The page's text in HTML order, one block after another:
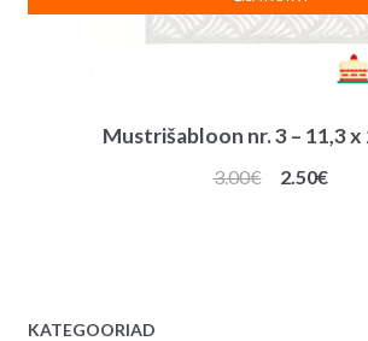
Mustrišabloon nr. 3 – 11,3 x
3.00€
Algne
2.50€
KATEGOORIAD